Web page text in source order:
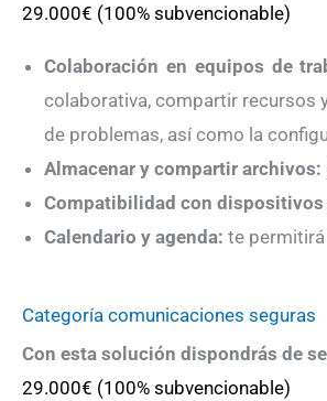
29.000€ (100% subvencionable)
Colaboración en equipos de
colaborativa, compartir recursos
de problemas, así como la
Almacenar y compartir archivos:
Compatibilidad con
Calendario y agenda: te
Categoría comunicaciones seguras
Con esta solución dispondrás de
29.000€ (100% subvencionable)